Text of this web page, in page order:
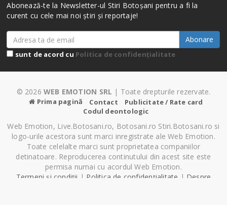
Abonează-te la Newsletter-ul Stiri Botoșani pentru a fi la
curent cu cele mai noi știri și reportaje!
Abonare
sunt de acord cu Politica de confidențialitate
© 2026 WEB EMOTION SRL | Toate drepturile rezervate.
Prima pagină Contact
Publicitate / Rate card
Codul deontologic
Web Emotion, Live.Botosani.ro, Botosani.ro Stiri.Botosani.ro si
logo-urile acestora sunt marci inregistrate ale Web Emotion.
Toate celelalte marci sunt proprietatea companiilor
detinatoare. Reproducerea continutului din acest site este
permisa numai cu acordul Web Emotion.
Termeni și condiții | Politica de confidențialitate | Despre